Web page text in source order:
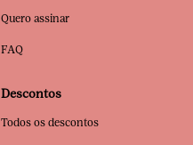
Quero assinar
FAQ
Descontos
Todos os descontos